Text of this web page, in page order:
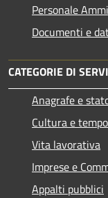
Personale
Documenti e
CATEGORIE DI
Anagrafe e
Cultura e
Vita lavorativa
Imprese e
Appalti pubblici